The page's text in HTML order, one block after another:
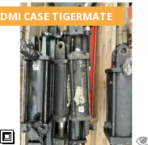
DMI CASE TIGERMATE